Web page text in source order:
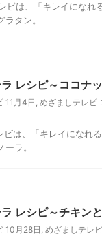
ビは、「キレイになれ
タン。
レシピ～ココナ
11月4日, めざましテレビ
は、「キレイになれ
ラ。
ラ レシピ～チキン
10月28日, めざましテレ